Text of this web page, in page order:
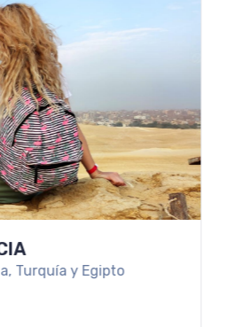
DEL CARMEN
en los mejores resorts de